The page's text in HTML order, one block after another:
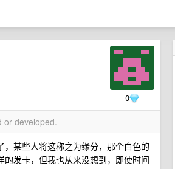
0
or developed.
某些人将这称之为缘分，那个白色的
发卡，但我也从来没想到，即使时间